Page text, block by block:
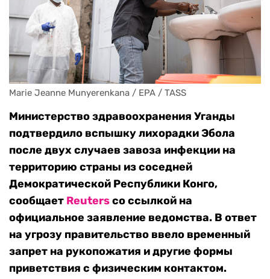
Marie Jeanne Munyerenkana / EPA / TASS
Министерство здравоохранения Уганды
подтвердило вспышку лихорадки Эбола
после двух случаев завоза инфекции на
территорию страны из соседней
Демократической Республики Конго,
сообщает Reutersсо ссылкой на
официальное заявление ведомства. В ответ
на угрозу правительство ввело временный
запрет на рукопожатия и другие формы
приветствия с физическим контактом.